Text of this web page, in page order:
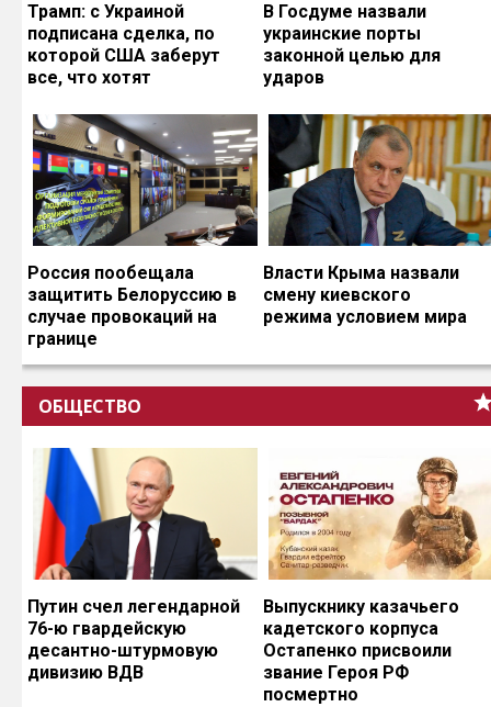
Трамп: с Украиной
подписана сделка, по
которой США заберут
все, что хотят
В Госдуме назвали
украинские порты
законной целью для
ударов
Россия пообещала
защитить Белоруссию в
случае провокаций на
границе
Власти Крыма назвали
смену киевского
режима условием мира
ОБЩЕСТВО
Путин счел легендарной
76-ю гвардейскую
десантно-штурмовую
дивизию ВДВ
Выпускнику казачьего
кадетского корпуса
Остапенко присвоили
звание Героя РФ
посмертно